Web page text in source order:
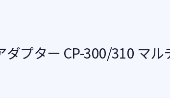
ダプター CP-300/310 マル